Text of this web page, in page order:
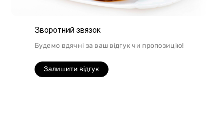
Зворотний звязок
Будемо вдячні за ваш відгук чи пропозицію!
Залишити відгук